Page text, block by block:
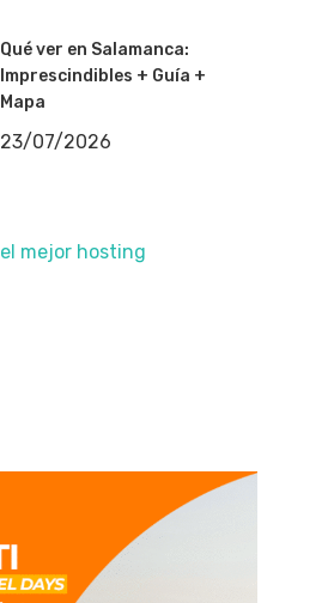
Qué ver en Salamanca:
Imprescindibles + Guía +
Mapa
23/07/2026